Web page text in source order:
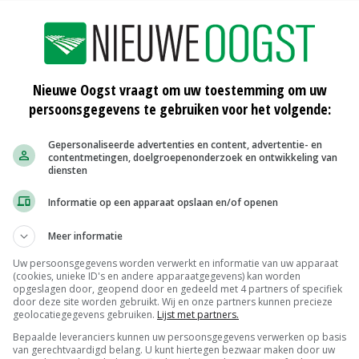
uit de land- en tuinbouw? Dat kan via de gratis
de belangrijkste nieuwsitems een overzicht van het
Nieuwe Oogst vraagt om uw toestemming om uw
persoonsgegevens te gebruiken voor het volgende:
Gepersonaliseerde advertenties en content, advertentie- en
contentmetingen, doelgroepenonderzoek en ontwikkeling van
diensten
Informatie op een apparaat opslaan en/of openen
Meer informatie
Uw persoonsgegevens worden verwerkt en informatie van uw apparaat
(cookies, unieke ID's en andere apparaatgegevens) kan worden
opgeslagen door, geopend door en gedeeld met 4 partners of specifiek
door deze site worden gebruikt. Wij en onze partners kunnen precieze
geolocatiegegevens gebruiken. Lijst met partners.
Bepaalde leveranciers kunnen uw persoonsgegevens verwerken op basis
van gerechtvaardigd belang. U kunt hiertegen bezwaar maken door uw